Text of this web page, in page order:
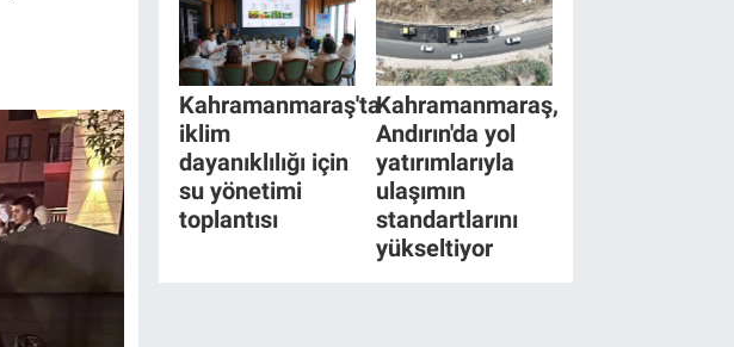
Kahramanmaraş'ta
iklim
dayanıklılığı için
su yönetimi
toplantısı
Kahramanmaraş,
Andırın'da yol
yatırımlarıyla
ulaşımın
standartlarını
yükseltiyor